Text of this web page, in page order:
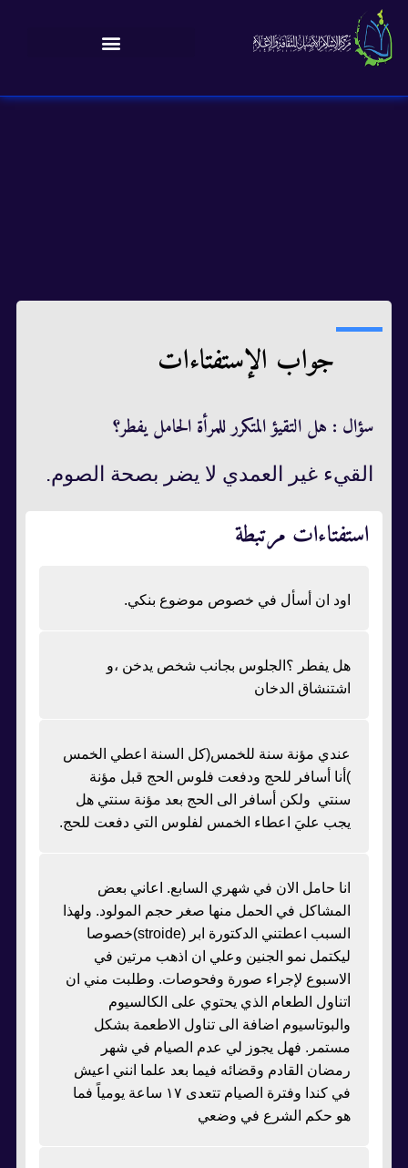
جواب الإستفتاءات
سؤال : هل التقيؤ المتكرر للمرأة الحامل يفطر؟
القيء غير العمدي لا يضر بصحة الصوم.
استفتاءات مرتبطة
اود ان أسأل في خصوص موضوع بنكي.
هل يفطر ؟الجلوس بجانب شخص يدخن ،و
اشتنشاق الدخان
عندي مؤنة سنة للخمس(كل السنة اعطي الخمس
)أنا أسافر للحج ودفعت فلوس الحج قبل مؤنة
سنتي ولكن أسافر الى الحج بعد مؤنة سنتي هل
يجب عليَ اعطاء الخمس لفلوس التي دفعت للحج.
انا حامل الان في شهري السابع. اعاني بعض
المشاكل في الحمل منها صغر حجم المولود. ولهذا
السبب اعطتني الدكتورة ابر (stroide)خصوصا
ليكتمل نمو الجنين وعلي ان اذهب مرتين في
الاسبوع لإجراء صورة وفحوصات. وطلبت مني ان
اتناول الطعام الذي يحتوي على الكالسيوم
والبوتاسيوم اضافة الى تناول الاطعمة بشكل
مستمر. فهل يجوز لي عدم الصيام في شهر
رمضان القادم وقضائه فيما بعد علما انني اعيش
في كندا وفترة الصيام تتعدى ١٧ ساعة يومياً فما
هو حكم الشرع في وضعي